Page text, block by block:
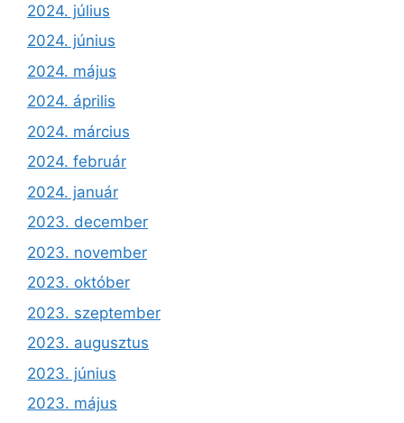
2024. július
2024. június
2024. május
2024. április
2024. március
2024. február
2024. január
2023. december
2023. november
2023. október
2023. szeptember
2023. augusztus
2023. június
2023. május